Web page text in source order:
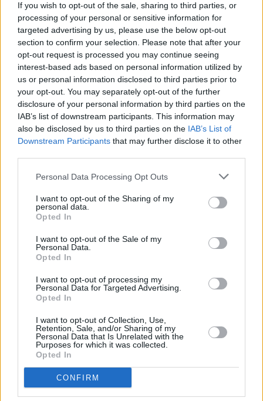
If you wish to opt-out of the sale, sharing to third parties, or
processing of your personal or sensitive information for
targeted advertising by us, please use the below opt-out
section to confirm your selection. Please note that after your
opt-out request is processed you may continue seeing
interest-based ads based on personal information utilized by
us or personal information disclosed to third parties prior to
your opt-out. You may separately opt-out of the further
disclosure of your personal information by third parties on the
IAB’s list of downstream participants. This information may
also be disclosed by us to third parties on the IAB’s List of
Downstream Participants that may further disclose it to other
Personal Data Processing Opt Outs
I want to opt-out of the Sharing of my
personal data.
Opted In
I want to opt-out of the Sale of my
Personal Data.
Opted In
I want to opt-out of processing my
Personal Data for Targeted Advertising.
Opted In
I want to opt-out of Collection, Use,
Retention, Sale, and/or Sharing of my
Personal Data that Is Unrelated with the
Purposes for which it was collected.
Opted In
CONFIRM
físico envidiable. Precisamente, los exámenes médicos
sirvieron de encuentro para que los cuatro fichajes
tuvieran su primera de contacto con los que futbolistas de
la pasada campaña antes de la vuelta a los entrenamientos,
que comenzará mañana con el desplazamiento de los
futbolistas hasta el municipio onubense de Islantilla,
donde permanecerán seis días concentrados, hasta el 25,
para realizar la primera fase de la preparación a las
órdenes de José Jesús Aybar.